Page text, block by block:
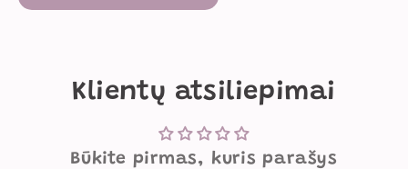
Klientų atsiliepimai
Būkite pirmas, kuris parašys